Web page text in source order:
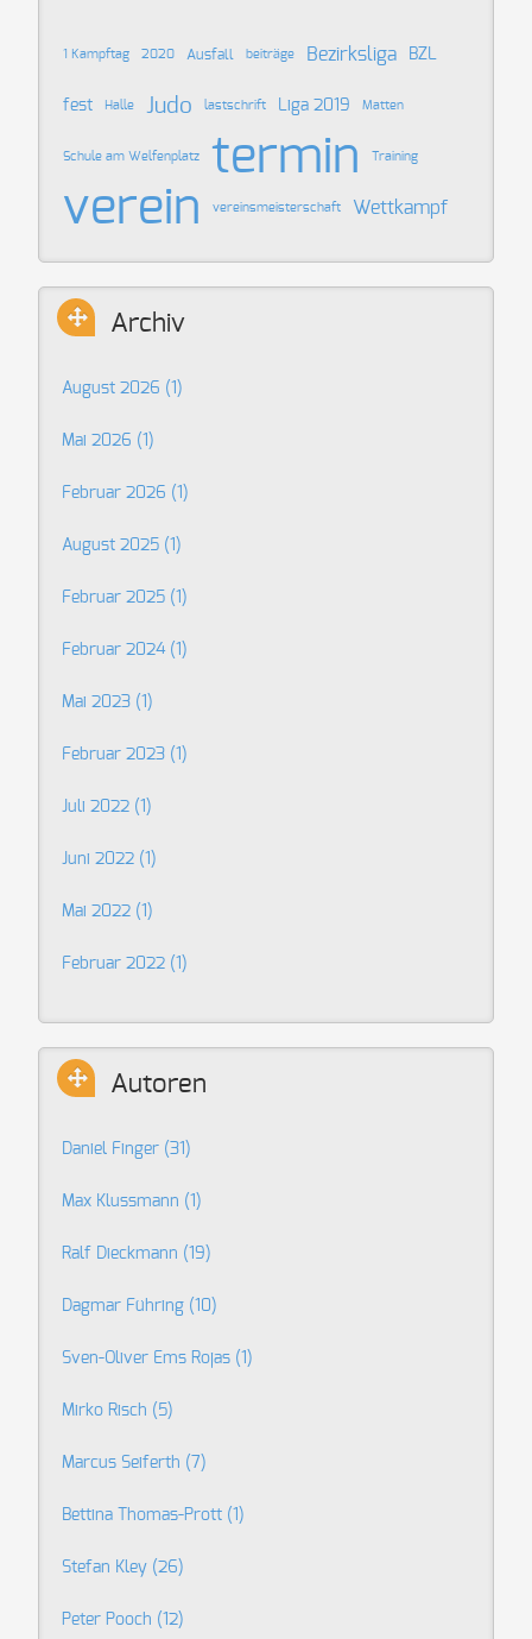
1 Kampftag 2020 Ausfall beiträge Bezirksliga BZL
fest Halle Judo lastschrift Liga 2019 Matten
Schule am Welfenplatz termin Training
verein vereinsmeisterschaft Wettkampf
Archiv
August 2026 (1)
Mai 2026 (1)
Februar 2026 (1)
August 2025 (1)
Februar 2025 (1)
Februar 2024 (1)
Mai 2023 (1)
Februar 2023 (1)
Juli 2022 (1)
Juni 2022 (1)
Mai 2022 (1)
Februar 2022 (1)
Autoren
Daniel Finger (31)
Max Klussmann (1)
Ralf Dieckmann (19)
Dagmar Führing (10)
Sven-Oliver Ems Rojas (1)
Mirko Risch (5)
Marcus Seiferth (7)
Bettina Thomas-Prott (1)
Stefan Kley (26)
Peter Pooch (12)